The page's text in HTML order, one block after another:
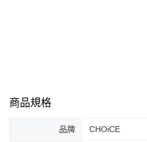
商品規格
品牌 CHOiCE